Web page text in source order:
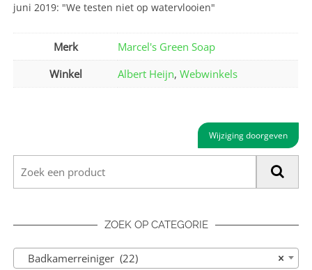
juni 2019: "We testen niet op watervlooien"
Merk
Marcel's Green Soap
Winkel
Albert Heijn,Webwinkels
Wijziging doorgeven
ZOEK OP CATEGORIE
×
Badkamer­reiniger (22)